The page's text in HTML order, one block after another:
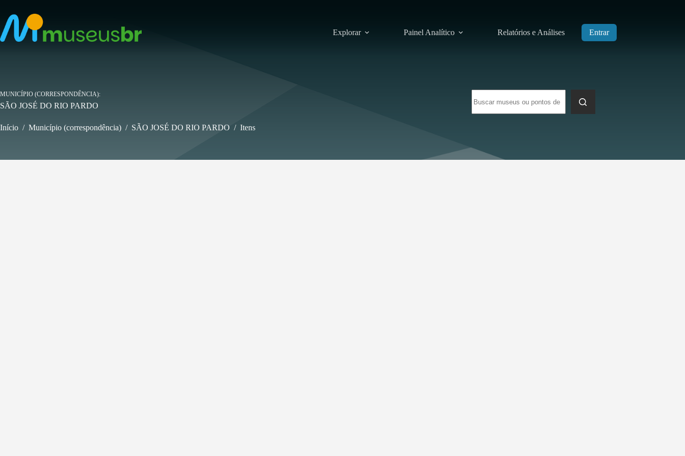
para
conteúdo
Explorar Painel Analítico Relatórios e Análises Entrar
resultados
MUNICÍPIO (CORRESPONDÊNCIA)
SÃO JOSÉ DO RIO PARDO
Início / Município (correspondência) / SÃO JOSÉ DO RIO PARDO / Itens